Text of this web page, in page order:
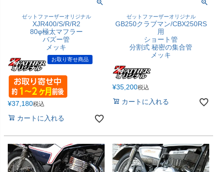
ゼットファーザーオリジナル
XJR400/S/R/R2
80φ極太マフラー
バズー管
メッキ
お取り寄せ商品
¥37,180税込
カートに入れる
ゼットファーザーオリジナル
GB250クラブマン/CBX250RS
用
ショート管
分割式 秘密の集合管
メッキ
¥35,200税込
カートに入れる